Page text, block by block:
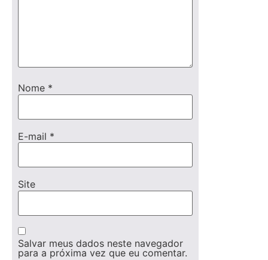
Nome *
E-mail *
Site
Salvar meus dados neste navegador
para a próxima vez que eu comentar.